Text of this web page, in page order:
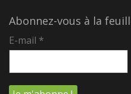
Abonnez-vous à la
E-mail *